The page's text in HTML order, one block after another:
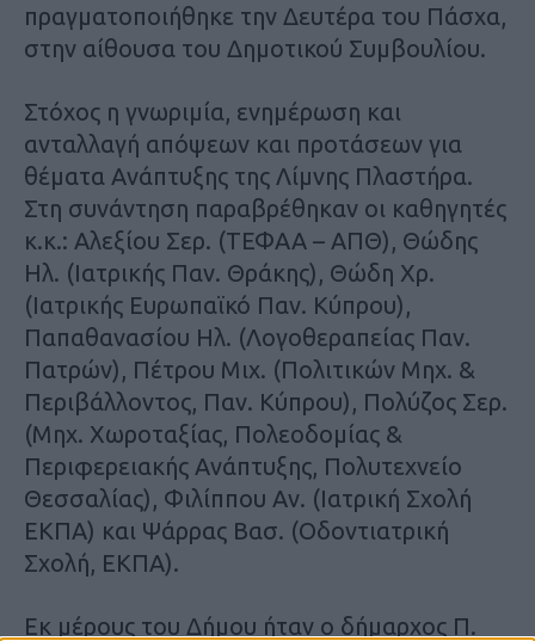
πραγματοποιήθηκε την Δευτέρα του Πάσχα,
στην αίθουσα του Δημοτικού Συμβουλίου.
Στόχος η γνωριμία, ενημέρωση και
ανταλλαγή απόψεων και προτάσεων για
θέματα Ανάπτυξης της Λίμνης Πλαστήρα.
Στη συνάντηση παραβρέθηκαν οι καθηγητές
κ.κ.: Αλεξίου Σερ. (ΤΕΦΑΑ – ΑΠΘ), Θώδης
Ηλ. (Ιατρικής Παν. Θράκης), Θώδη Χρ.
(Ιατρικής Ευρωπαϊκό Παν. Κύπρου),
Παπαθανασίου Ηλ. (Λογοθεραπείας Παν.
Πατρών), Πέτρου Μιχ. (Πολιτικών Μηχ. &
Περιβάλλοντος, Παν. Κύπρου), Πολύζος Σερ.
(Μηχ. Χωροταξίας, Πολεοδομίας &
Περιφερειακής Ανάπτυξης, Πολυτεχνείο
Θεσσαλίας), Φιλίππου Αν. (Ιατρική Σχολή
ΕΚΠΑ) και Ψάρρας Βασ. (Οδοντιατρική
Σχολή, ΕΚΠΑ).
Εκ μέρους του Δήμου ήταν ο δήμαρχος Π.